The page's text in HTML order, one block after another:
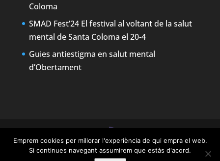
Coloma
SMAD Fest’24 El festival al voltant de la salut
mental de Santa Coloma el 20-4
Guies antiestigma en salut mental
d’Obertament
Designed byElegant Themes| Powered by
Emprem cookies per millorar l'experiència de qui empra el web.
Si continues navegant assumirem que estàs d'acord.